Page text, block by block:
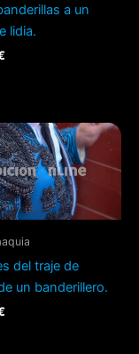
a un
lidia.
del traje de
un banderillero.